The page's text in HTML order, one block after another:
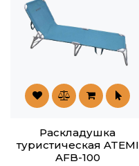
Раскладушка
туристическая ATEMI
AFB-100